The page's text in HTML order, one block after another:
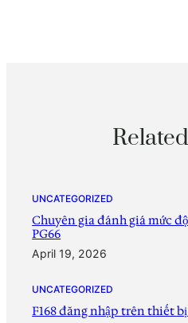
UNCATEGORIZED
Chuyên gia đánh giá mức
PG66
April 19, 2026
UNCATEGORIZED
F168 đăng nhập trên thiết